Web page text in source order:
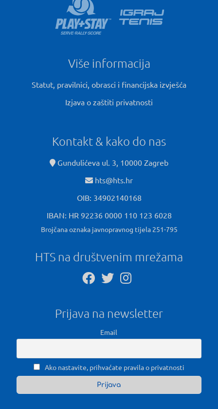
Više informacija
Statut, pravilnici, obrasci i financijska izvješća
Izjava o zaštiti privatnosti
Kontakt & kako do nas
Gundulićeva ul. 3, 10000 Zagreb
hts@hts.hr
OIB: 34902140168
IBAN: HR 92236 0000 110 123 6028
Brojčana oznaka javnopravnog tijela 251-795
HTS na društvenim mrežama
Prijava na newsletter
Email
Ako nastavite, prihvaćate pravila o privatnosti